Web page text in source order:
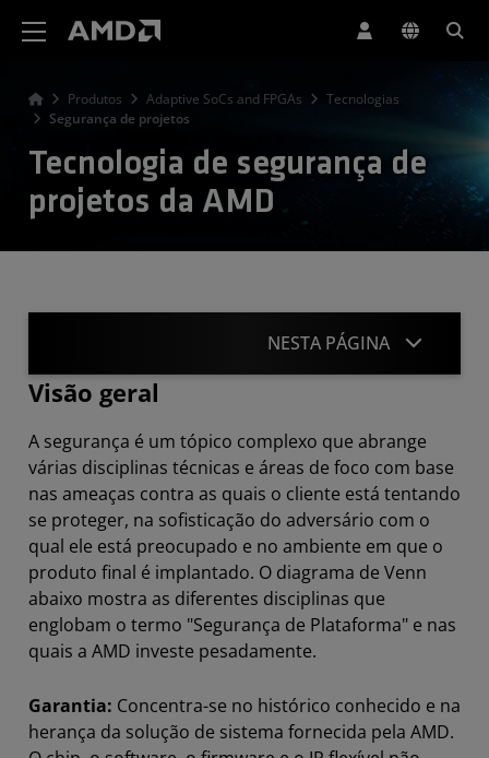
Produtos Adaptive SoCs and FPGAs
Tecnologias
Segurança de projetos
Tecnologia de segurança de
projetos da AMD
NESTA PÁGINA
Grupo de trabalho de segurança
Lounge de segurança de projetos
Validação de algoritmo criptográfico
Parceiros
Recursos
Visão geral
A segurança é um tópico complexo que abrange
várias disciplinas técnicas e áreas de foco com base
nas ameaças contra as quais o cliente está tentando
se proteger, na sofisticação do adversário com o
qual ele está preocupado e no ambiente em que o
produto final é implantado. O diagrama de Venn
abaixo mostra as diferentes disciplinas que
englobam o termo "Segurança de Plataforma" e nas
quais a AMD investe pesadamente.
Garantia: Concentra-se no histórico conhecido e na
herança da solução de sistema fornecida pela AMD.